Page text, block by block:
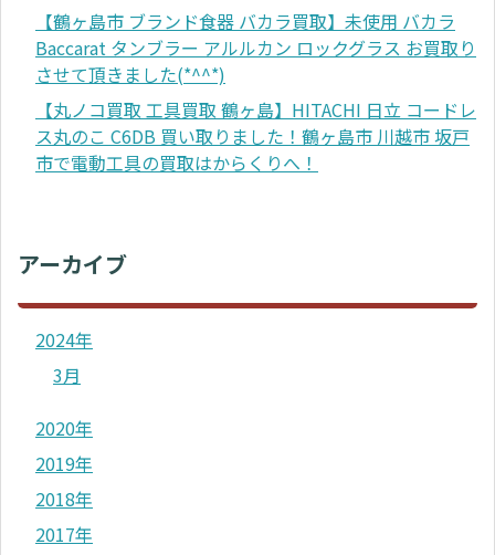
【鶴ヶ島市 ブランド食器 バカラ買取】未使用 バカラ
Baccarat タンブラー アルルカン ロックグラス お買取り
させて頂きました(*^^*)
【丸ノコ買取 工具買取 鶴ヶ島】HITACHI 日立 コードレ
ス丸のこ C6DB 買い取りました！鶴ヶ島市 川越市 坂戸
市で電動工具の買取はからくりへ！
アーカイブ
2024年
3月
2020年
2019年
2018年
2017年